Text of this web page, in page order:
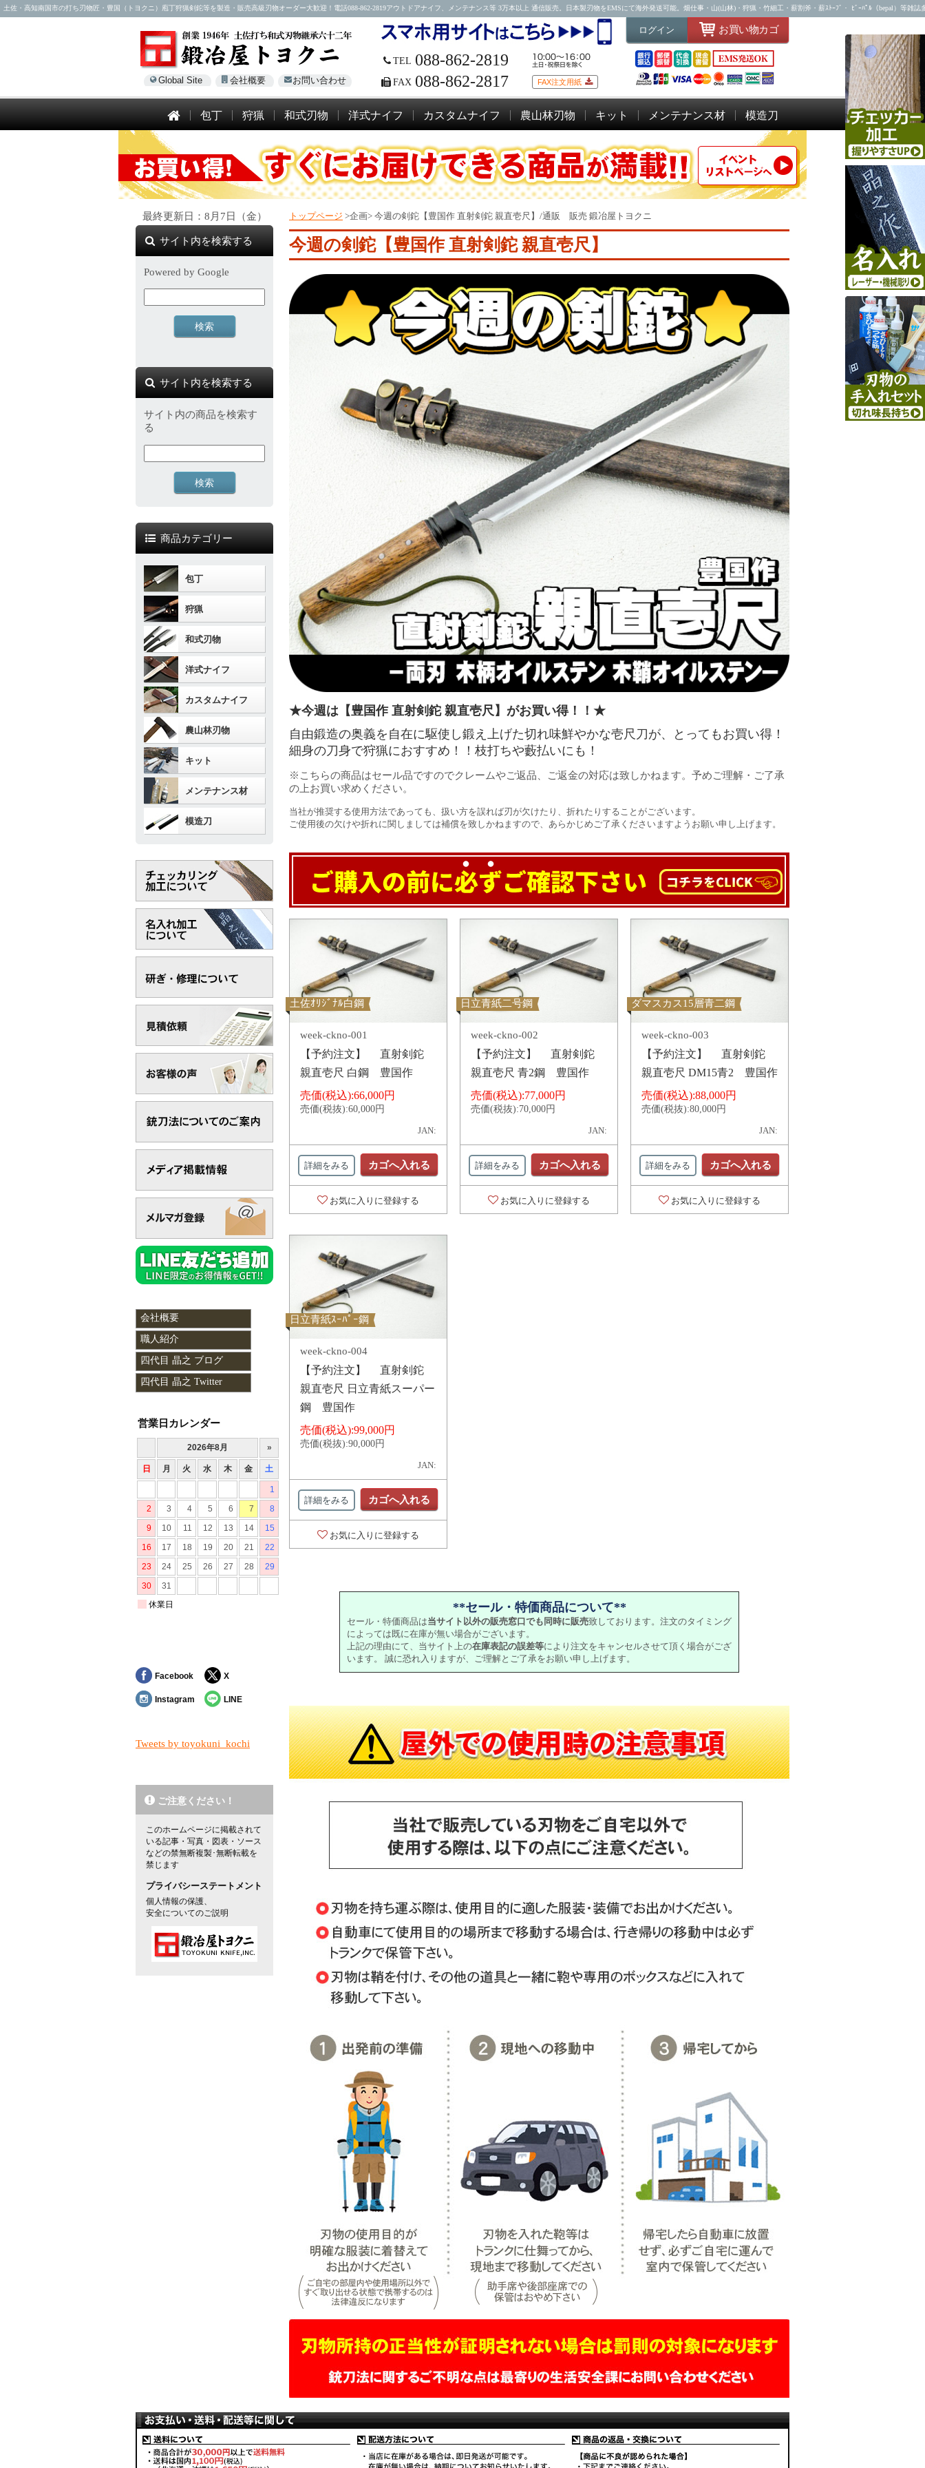
土佐・高知南国市の打ち刃物匠・豊国（トヨクニ）庖丁狩猟剣鉈等を製造・販売高級刃物オーダー大歓迎！電話088-862-2819アウトドアナイフ、メンテナンス等 3万本以上 通信販売。日本製刃物をEMSにて海外発送可能。畑仕事・山(山林)・狩猟・竹細工・薪割斧・薪ｽﾄｰﾌﾞ・ ﾋﾞｰﾊﾟﾙ（bepal）等雑誌
Global Site 会社概要 お問い合わせ
TEL 088-862-2819
FAX 088-862-2817 FAX注文用紙
ログイン お買い物カゴ
包丁 狩猟 和式刃物 洋式ナイフ カスタムナイフ 農山林刃物 キット メンテナンス材 模造刀
トップページ >企画> 今週の剣鉈【豊国作 直射剣鉈 親直壱尺】/通販 販売 鍛冶屋トヨクニ
今週の剣鉈【豊国作 直射剣鉈 親直壱尺】
★今週は【豊国作 直射剣鉈 親直壱尺】がお買い得！！★
自由鍛造の奥義を自在に駆使し鍛え上げた切れ味鮮やかな壱尺刀が、とってもお買い得！
細身の刀身で狩猟におすすめ！！枝打ちや藪払いにも！
※こちらの商品はセール品ですのでクレームやご返品、ご返金の対応は致しかねます。予めご理解・ご了承
の上お買い求めください。
当社が推奨する使用方法であっても、扱い方を誤れば刃が欠けたり、折れたりすることがございます。
ご使用後の欠けや折れに関しましては補償を致しかねますので、あらかじめご了承くださいますようお願い申し上げます。
土佐ｵﾘｼﾞﾅﾙ白鋼
week-ckno-001
【予約注文】 直射剣鉈
親直壱尺 白鋼 豊国作
売価(税込):66,000円
売価(税抜):60,000円
JAN:
詳細をみる カゴへ入れる
お気に入りに登録する
日立青紙二号鋼
week-ckno-002
【予約注文】 直射剣鉈
親直壱尺 青2鋼 豊国作
売価(税込):77,000円
売価(税抜):70,000円
JAN:
詳細をみる カゴへ入れる
お気に入りに登録する
ダマスカス15層青二鋼
week-ckno-003
【予約注文】 直射剣鉈
親直壱尺 DM15青2 豊国作
売価(税込):88,000円
売価(税抜):80,000円
JAN:
詳細をみる カゴへ入れる
お気に入りに登録する
日立青紙ｽｰﾊﾟｰ鋼
week-ckno-004
【予約注文】 直射剣鉈
親直壱尺 日立青紙スーパー
鋼 豊国作
売価(税込):99,000円
売価(税抜):90,000円
JAN:
詳細をみる カゴへ入れる
お気に入りに登録する
**セール・特価商品について**
セール・特価商品は当サイト以外の販売窓口でも同時に販売致しております。注文のタイミング
によっては既に在庫が無い場合がございます。
上記の理由にて、当サイト上の在庫表記の誤差等により注文をキャンセルさせて頂く場合がござ
います。 誠に恐れ入りますが、ご理解とご了承をお願い申し上げます。
最終更新日：8月7日（金）
サイト内を検索する
Powered by Google
サイト内を検索する
サイト内の商品を検索す
る
商品カテゴリー
包丁
狩猟
和式刃物
洋式ナイフ
カスタムナイフ
農山林刃物
キット
メンテナンス材
模造刀
会社概要
職人紹介
四代目 晶之 ブログ
四代目 晶之 Twitter
営業日カレンダー
Facebook X
Instagram LINE
Tweets by toyokuni_kochi
ご注意ください！
このホームページに掲載されて
いる記事・写真・図表・ソース
などの禁無断複製･無断転載を
禁じます
プライバシーステートメント
個人情報の保護、
安全についてのご説明